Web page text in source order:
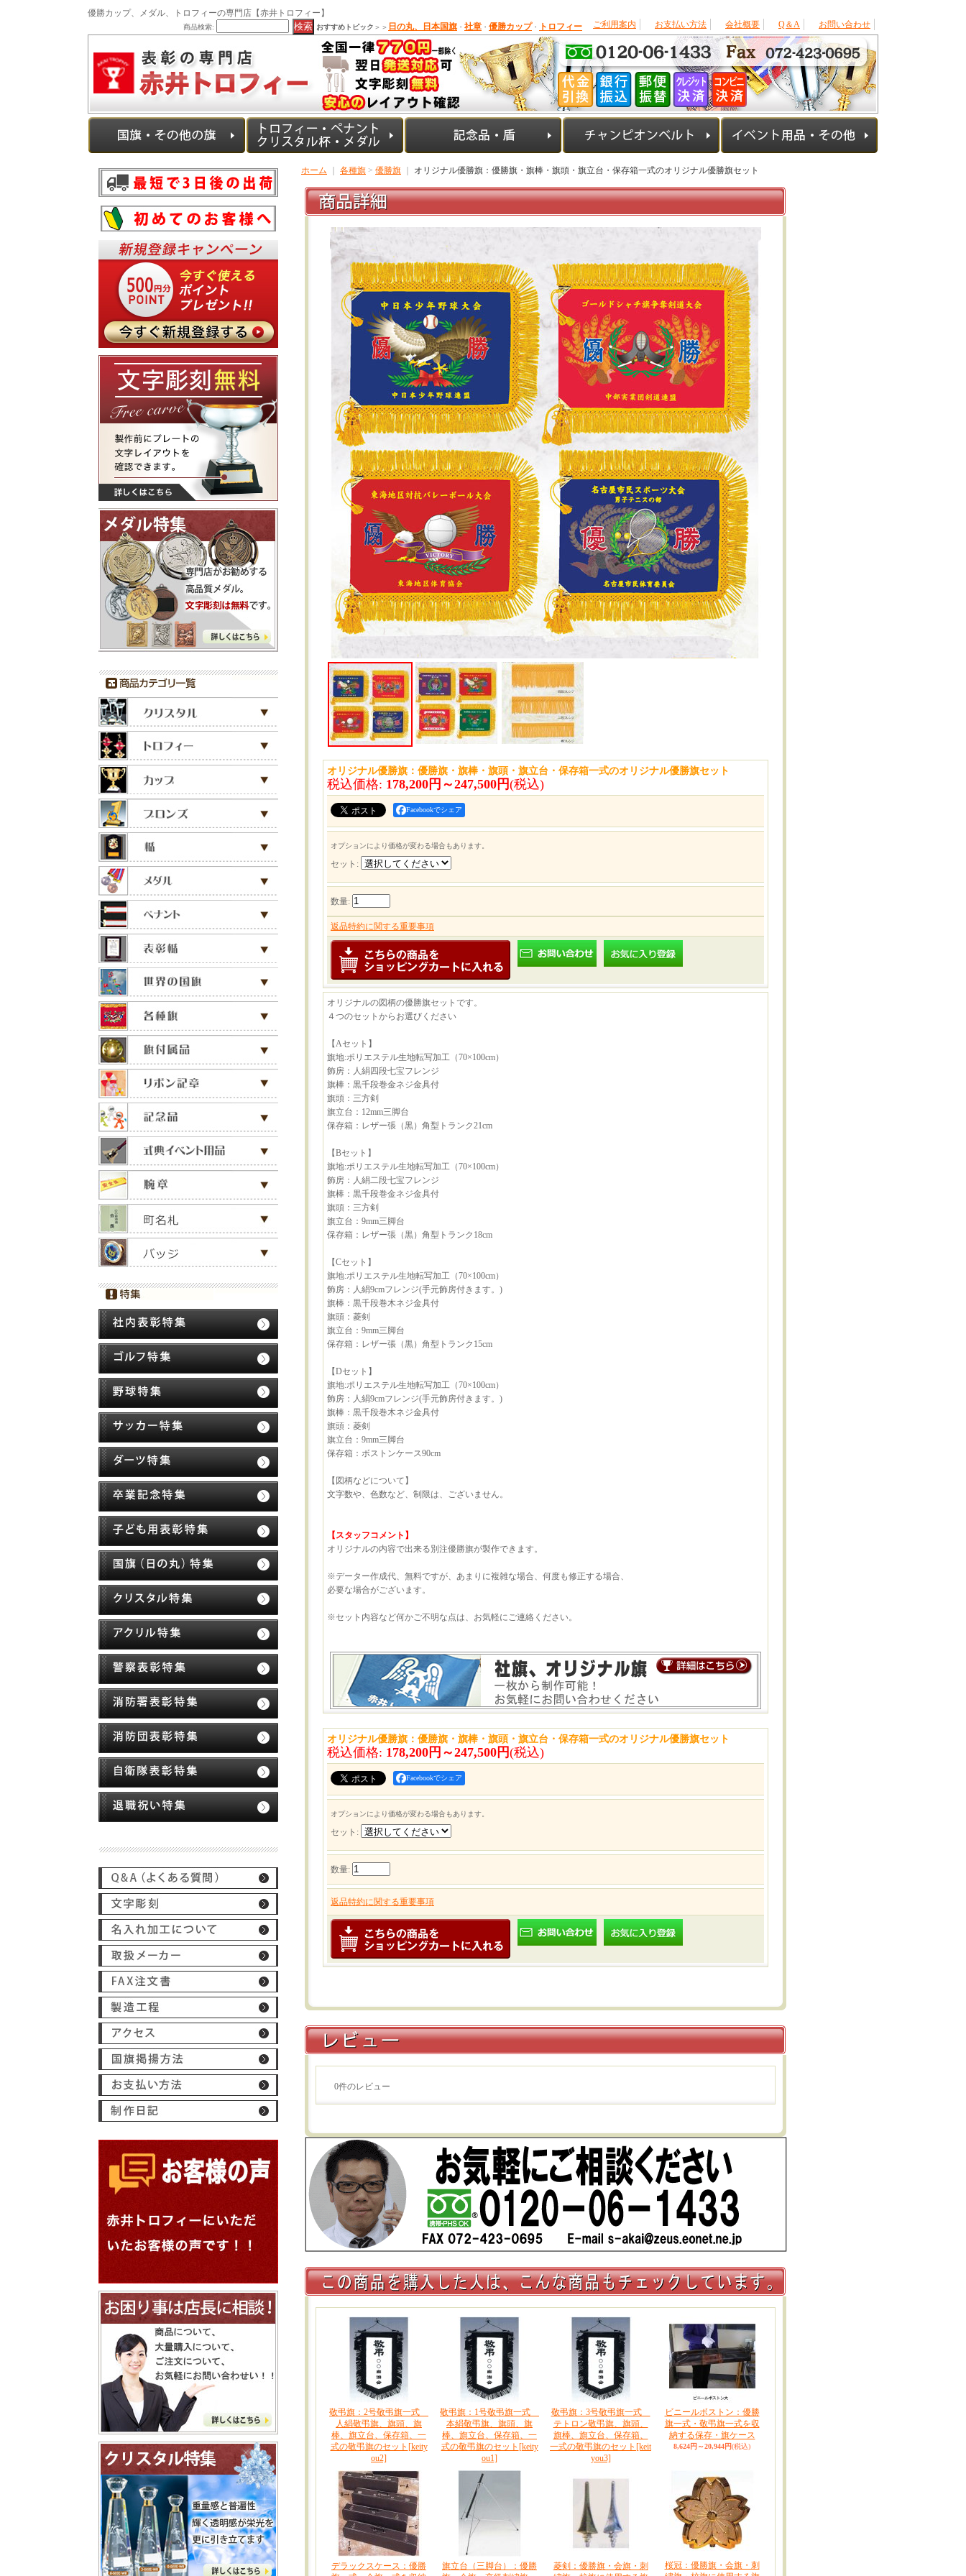
優勝カップ、メダル、トロフィーの専門店【赤井トロフィー】
ご利用案内
お支払い方法 会社概要 Q＆A お問い合わせ
商品検索: おすすめトピック ＞＞ 日の丸、日本国旗 ・ 社章 ・ 優勝カップ ・ トロフィー
ホーム 各種旗 > 優勝旗 オリジナル優勝旗：優勝旗・旗棒・旗頭・旗立台・保存箱一式のオリジナル優勝旗セット
オリジナル優勝旗：優勝旗・旗棒・旗頭・旗立台・保存箱一式のオリジナル優勝旗セット
税込価格: 178,200円～247,500円(税込)
Facebookでシェア
オプションにより価格が変わる場合もあります。
セット :
数量:
返品特約に関する重要事項
オリジナルの図柄の優勝旗セットです。
４つのセットからお選びください
【Aセット】
旗地:ポリエステル生地転写加工（70×100cm）
飾房：人絹四段七宝フレンジ
旗棒：黒千段巻金ネジ金具付
旗頭：三方剣
旗立台：12mm三脚台
保存箱：レザー張（黒）角型トランク21cm
【Bセット】
旗地:ポリエステル生地転写加工（70×100cm）
飾房：人絹二段七宝フレンジ
旗棒：黒千段巻金ネジ金具付
旗頭：三方剣
旗立台：9mm三脚台
保存箱：レザー張（黒）角型トランク18cm
【Cセット】
旗地:ポリエステル生地転写加工（70×100cm）
飾房：人絹9cmフレンジ(手元飾房付きます。)
旗棒：黒千段巻木ネジ金具付
旗頭：菱剣
旗立台：9mm三脚台
保存箱：レザー張（黒）角型トランク15cm
【Dセット】
旗地:ポリエステル生地転写加工（70×100cm）
飾房：人絹9cmフレンジ(手元飾房付きます。)
旗棒：黒千段巻木ネジ金具付
旗頭：菱剣
旗立台：9mm三脚台
保存箱：ボストンケース90cm
【図柄などについて】
文字数や、色数など、制限は、ございません。
【スタッフコメント】
オリジナルの内容で出来る別注優勝旗が製作できます。
※データー作成代、無料ですが、あまりに複雑な場合、何度も修正する場合、
必要な場合がございます。
※セット内容など何かご不明な点は、お気軽にご連絡ください。
オリジナル優勝旗：優勝旗・旗棒・旗頭・旗立台・保存箱一式のオリジナル優勝旗セット
税込価格: 178,200円～247,500円(税込)
Facebookでシェア
オプションにより価格が変わる場合もあります。
セット :
数量:
返品特約に関する重要事項
0件のレビュー
敬弔旗：2号敬弔旗一式
人絹敬弔旗、旗頭、旗
棒、旗立台、保存箱、一
式の敬弔旗のセット [keity
ou2]
敬弔旗：1号敬弔旗一式
本絹敬弔旗、旗頭、旗
棒、旗立台、保存箱、一
式の敬弔旗のセット [keity
ou1]
敬弔旗：3号敬弔旗一式
テトロン敬弔旗、旗頭、
旗棒、旗立台、保存箱、
一式の敬弔旗のセット [keit
you3]
ビニールボストン：優勝
旗一式・敬弔旗一式を収
納する保存・旗ケース
8,624円～20,944円(税込)
デラックスケース：優勝
旗立台（三脚台）：優勝
菱剣：優勝旗・会旗・刺
桜冠：優勝旗・会旗・刺